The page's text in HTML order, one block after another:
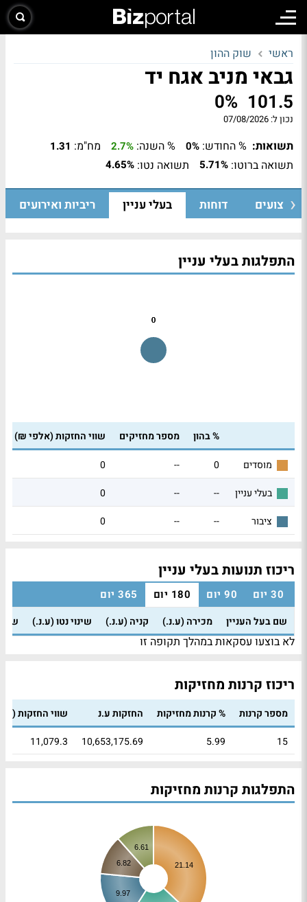
ראשי שוק ההון
גבאי מניב אגח יד
101.5
0%
נכון ל: 07/08/2026
תשואות: % החודש: 0% % השנה: 2.7% מח"מ: 1.31
תשואה ברוטו: 5.71% תשואה נטו: 4.65%
ביצועים דוחות בעלי עניין ריביות ואירועים
התפלגות בעלי עניין
0
0
0
% בהון מספר מחזיקים שווי החזקות (אלפי ₪)
מוסדים 0
--
0
בעלי עניין
--
--
0
ציבור
--
--
0
ריכוז תנועות בעלי עניין
30 יום 90 יום 180 יום 365 יום
שם בעל העניין מכירה (ע.נ.) קניה (ע.נ.) שינוי נטו (ע.נ.)
לא בוצעו עסקאות במהלך תקופה זו
ריכוז קרנות מחזיקות
מספר קרנות % קרנות מחזיקות החזקות ע.נ
שווי החזקות
15
5.99
10,653,175.69
11,079.3
התפלגות קרנות מחזיקות
21.14
9.97
6.82
6.61